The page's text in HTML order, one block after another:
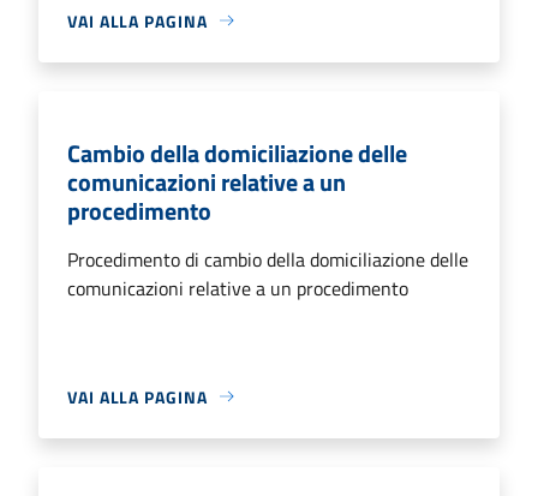
VAI ALLA PAGINA
Cambio della domiciliazione delle
comunicazioni relative a un
procedimento
Procedimento di cambio della domiciliazione delle
comunicazioni relative a un procedimento
VAI ALLA PAGINA